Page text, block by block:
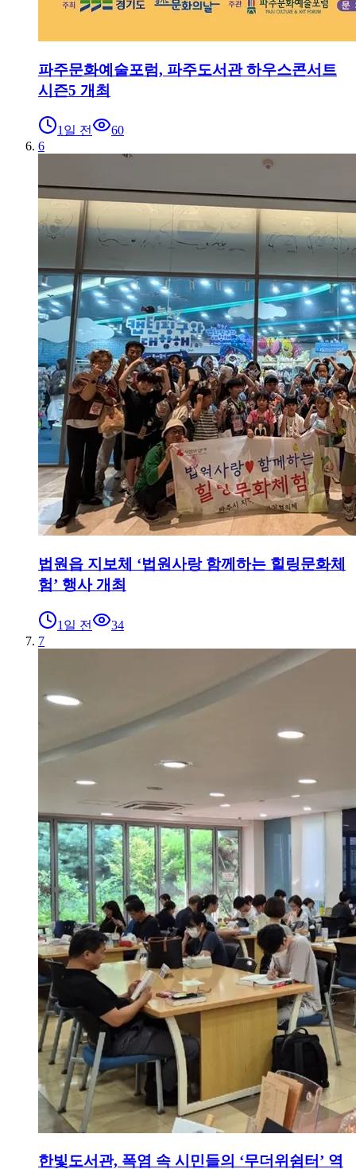
파주문화예술포럼, 파주도서관 하우스콘서트
시즌5 개최
1일 전
60
6
법원읍 지보체 ‘법원사랑 함께하는 힐링문화체
험’ 행사 개최
1일 전
34
7
한빛도서관, 폭염 속 시민들의 ‘무더위쉼터’ 역